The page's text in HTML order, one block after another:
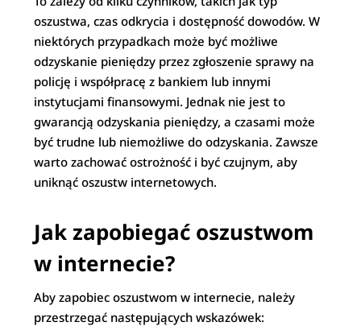
oszustwa, czas odkrycia i dostępność dowodów. W
niektórych przypadkach może być możliwe
odzyskanie pieniędzy przez zgłoszenie sprawy na
policję i współpracę z bankiem lub innymi
instytucjami finansowymi. Jednak nie jest to
gwarancją odzyskania pieniędzy, a czasami może
być trudne lub niemożliwe do odzyskania. Zawsze
warto zachować ostrożność i być czujnym, aby
uniknąć oszustw internetowych.
Jak zapobiegać oszustwom
w internecie?
Aby zapobiec oszustwom w internecie, należy
przestrzegać następujących wskazówek: